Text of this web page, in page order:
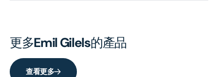
更多Emil Gilels的產品
查看更多